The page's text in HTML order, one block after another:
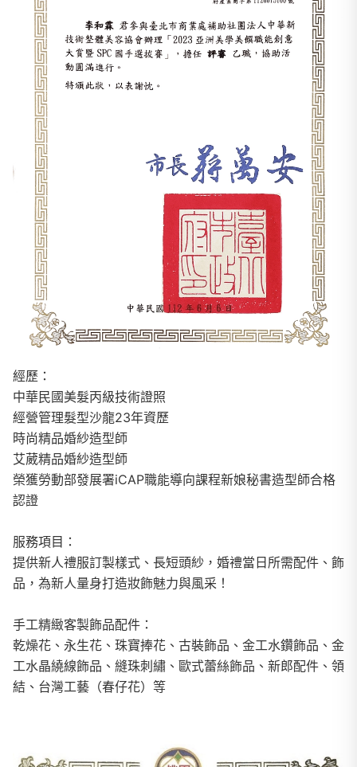
經歷：
中華民國美髮丙級技術證照
經營管理髮型沙龍23年資歷
時尚精品婚紗造型師
艾葳精品婚紗造型師
榮獲勞動部發展署iCAP職能導向課程新娘秘書造型師合格
認證
服務項目：
提供新人禮服訂製樣式、長短頭紗，婚禮當日所需配件、飾
品，為新人量身打造妝飾魅力與風采！
手工精緻客製飾品配件：
乾燥花、永生花、珠寶捧花、古裝飾品、金工水鑽飾品、金
工水晶繞線飾品、縫珠刺繡、歐式蕾絲飾品、新郎配件、領
結、台灣工藝（春仔花）等